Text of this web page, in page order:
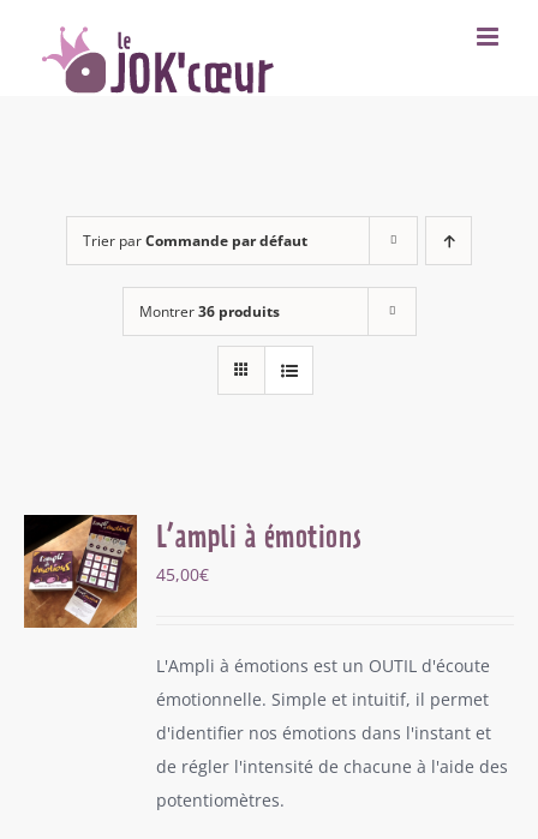
Trier parCommande par défaut
Montrer36 produits
L’ampli à émotions
45,00€
L'Ampli à émotions est un OUTIL d'écoute
émotionnelle. Simple et intuitif, il permet
d'identifier nos émotions dans l'instant et
de régler l'intensité de chacune à l'aide des
potentiomètres.